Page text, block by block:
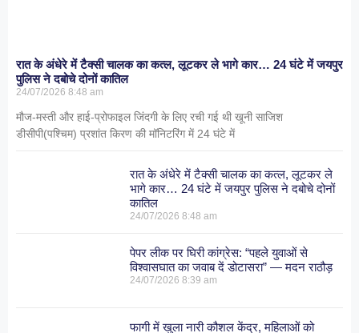
रात के अंधेरे में टैक्सी चालक का कत्ल, लूटकर ले भागे कार… 24 घंटे में जयपुर
पुलिस ने दबोचे दोनों कातिल
24/07/2026 8:48 am
मौज-मस्ती और हाई-प्रोफाइल जिंदगी के लिए रची गई थी खूनी साजिश
डीसीपी(पश्चिम) प्रशांत किरण की मॉनिटरिंग में 24 घंटे में
रात के अंधेरे में टैक्सी चालक का कत्ल, लूटकर ले
भागे कार… 24 घंटे में जयपुर पुलिस ने दबोचे दोनों
कातिल
24/07/20268:48 am
पेपर लीक पर घिरी कांग्रेस: “पहले युवाओं से
विश्वासघात का जवाब दें डोटासरा” — मदन राठौड़
24/07/20268:39 am
फागी में खुला नारी कौशल केंद्र, महिलाओं को